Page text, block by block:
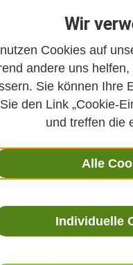
Wir
Cookies auf
andere uns
Sie können Ihre
den Link „Cookie-
und treffen die
Alle
Individuelle
19-
und
Lucae